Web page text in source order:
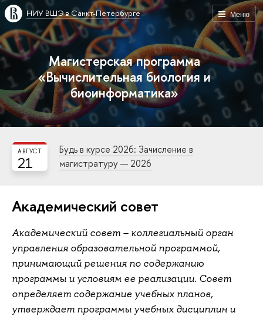
Меню
НИУ ВШЭ в Санкт-Петербурге
Магистерская программа
«Вычислительная биология и
биоинформатика»
21
АВГУСТ
Будь в курсе 2026: Зачисление в
магистратуру — 2026
Академический совет
Академический совет – коллегиальный орган
управления образовательной программой,
принимающий решения по содержанию
программы и условиям ее реализации. Совет
определяет содержание учебных планов,
утверждает программы учебных дисциплин и